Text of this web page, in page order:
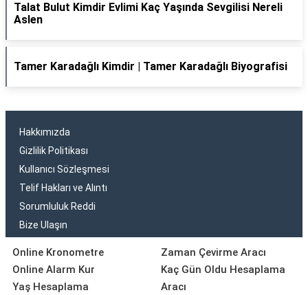
Talat Bulut Kimdir Evlimi Kaç Yaşında Sevgilisi Nereli
Aslen
Tamer Karadağlı Kimdir | Tamer Karadağlı Biyografisi
Hakkımızda
Gizlilik Politikası
Kullanıcı Sözleşmesi
Telif Hakları ve Alıntı
Sorumluluk Reddi
Bize Ulaşın
Online Kronometre
Online Alarm Kur
Yaş Hesaplama
Zaman Çevirme Aracı
Kaç Gün Oldu Hesaplama
Aracı